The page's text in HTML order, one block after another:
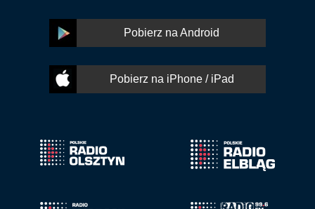
Pobierz na Android
Pobierz na iPhone / iPad